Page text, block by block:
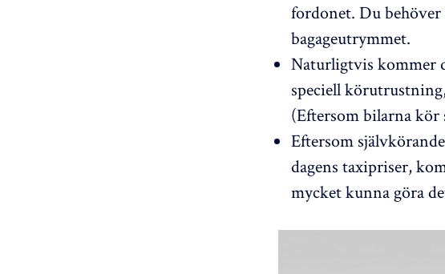
fordonet. Du
bagageutrymmet.
Naturligtvis kommer
speciell
(Eftersom bilarna kör
Eftersom
dagens taxipriser,
mycket kunna göra